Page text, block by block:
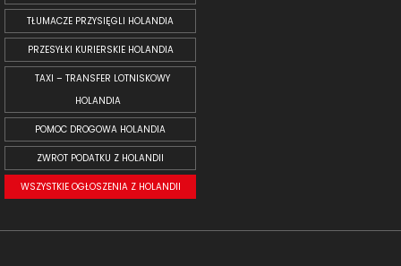
TŁUMACZE PRZYSIĘGLI HOLANDIA
PRZESYŁKI KURIERSKIE HOLANDIA
TAXI – TRANSFER LOTNISKOWY
HOLANDIA
POMOC DROGOWA HOLANDIA
ZWROT PODATKU Z HOLANDII
WSZYSTKIE OGŁOSZENIA Z HOLANDII